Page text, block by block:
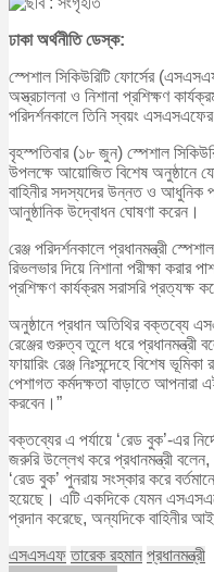
ঢাকা অর্থনীতি ডেস্ক:
স্পেশাল সিকিউরিটি ফোর্সের
অস্ত্রচালনা ও নিশানা প্রশিক্ষণ
পরিদর্শনকালে তিনি স্বয়ং এসএসএফের
বৃহস্পতিবার (১৮ জুন) স্পেশাল
উপলক্ষে আয়োজিত বিশেষ অনুষ্ঠানে
বাহিনীর সদস্যদের উন্নত ও আধুনিক
আনুষ্ঠানিক উদ্বোধন ঘোষণা করেন।
রেঞ্জ পরিদর্শনকালে প্রধানমন্ত্রী
রিভলভার দিয়ে নিশানা পরীক্ষা করার
প্রশিক্ষণ কার্যক্রম সরাসরি প্রত্যক্ষ
অনুষ্ঠানে প্রধান অতিথির বক্তব্যে
রেঞ্জের গুরুত্ব তুলে ধরে প্রধানমন্ত্রী
ফায়ারিং রেঞ্জ নিঃসন্দেহে বিশেষ
পেশাগত কর্মদক্ষতা বাড়াতে আপনারা
করবেন।”
বক্তব্যের এ পর্যায়ে ‘রেড বুক’-এর
জরুরি উল্লেখ করে প্রধানমন্ত্রী
‘রেড বুক’ পুনরায় সংস্কার করে
হয়েছে। এটি একদিকে যেমন
প্রদান করেছে, অন্যদিকে বাহিনীর
এসএসএফ তারেক রহমান প্রধানমন্ত্রী